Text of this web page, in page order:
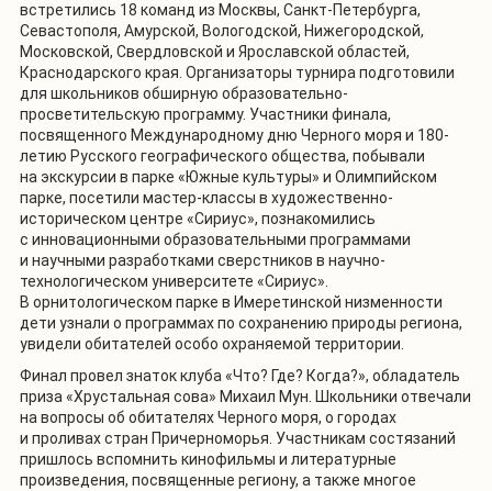
встретились 18 команд из Москвы, Санкт-Петербурга,
Севастополя, Амурской, Вологодской, Нижегородской,
Московской, Свердловской и Ярославской областей,
Краснодарского края. Организаторы турнира подготовили
для школьников обширную образовательно-
просветительскую программу. Участники финала,
посвященного Международному дню Черного моря и 180-
летию Русского географического общества, побывали
на экскурсии в парке «Южные культуры» и Олимпийском
парке, посетили мастер-классы в художественно-
историческом центре «Сириус», познакомились
с инновационными образовательными программами
и научными разработками сверстников в научно-
технологическом университете «Сириус».
В орнитологическом парке в Имеретинской низменности
дети узнали о программах по сохранению природы региона,
увидели обитателей особо охраняемой территории.
Финал провел знаток клуба «Что? Где? Когда?», обладатель
приза «Хрустальная сова» Михаил Мун. Школьники отвечали
на вопросы об обитателях Черного моря, о городах
и проливах стран Причерноморья. Участникам состязаний
пришлось вспомнить кинофильмы и литературные
произведения, посвященные региону, а также многое